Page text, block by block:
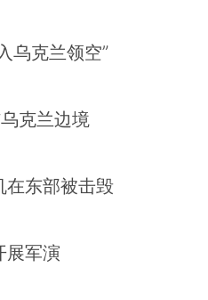
乌克兰领空”
克兰边境
在东部被击毁
展军演